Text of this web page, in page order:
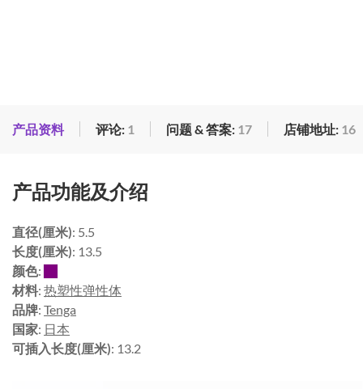
产品资料 评论: 1 问题 & 答案: 17 店铺地址: 16
产品功能及介绍
直径(厘米): 5.5
长度(厘米): 13.5
颜色:
材料: 热塑性弹性体
品牌: Tenga
国家: 日本
可插入长度(厘米): 13.2